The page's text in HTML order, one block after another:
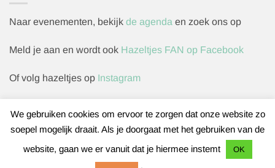
Naar evenementen, bekijk de agenda en zoek ons op
Meld je aan en wordt ook Hazeltjes FAN op Facebook
Of volg hazeltjes op Instagram
Herroepingsverzoek indienen
IDeal
We gebruiken cookies om ervoor te zorgen dat onze website zo
soepel mogelijk draait. Als je doorgaat met het gebruiken van de
website, gaan we er vanuit dat je hiermee instemt
OK